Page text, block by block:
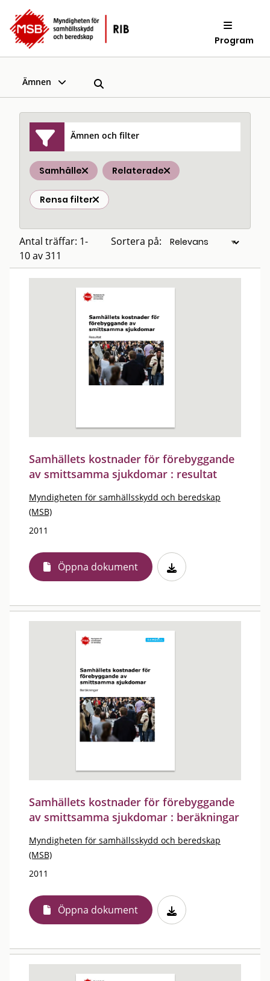
Program
Ämnen
Ämnen och filter
Samhälle Relaterade
Rensa filter
Antal träffar: 1-
10 av 311
Sortera på:
Samhällets kostnader för förebyggande
av smittsamma sjukdomar : resultat
Myndigheten för samhällsskydd och beredskap
(MSB)
2011
Öppna dokument
Samhällets kostnader för förebyggande
av smittsamma sjukdomar : beräkningar
Myndigheten för samhällsskydd och beredskap
(MSB)
2011
Öppna dokument